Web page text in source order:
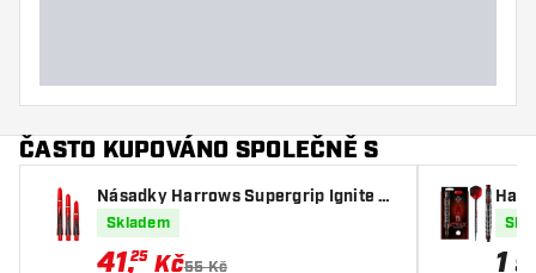
ČASTO KUPOVÁNO SPOLEČNĚ S
Násadky Harrows Supergrip Ignite R
ed
Skladem
41,25 Kč55 Kč 1